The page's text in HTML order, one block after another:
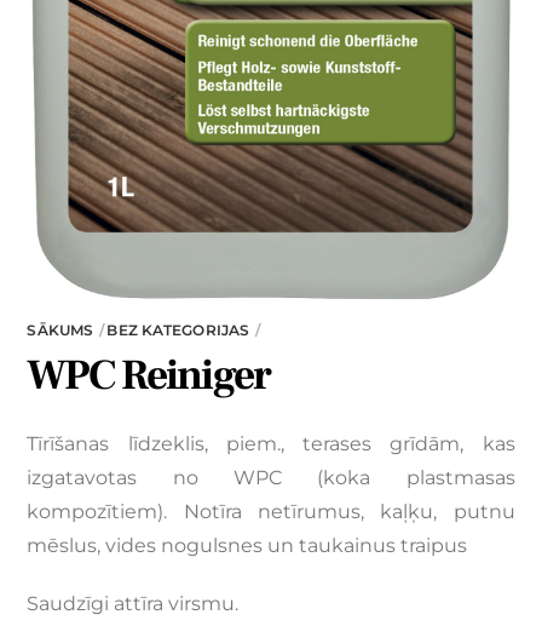
SĀKUMS BEZ KATEGORIJAS
WPC Reiniger
Tīrīšanas līdzeklis, piem., terases grīdām, kas
izgatavotas no WPC (koka plastmasas
kompozītiem). Notīra netīrumus, kaļķu, putnu
mēslus, vides nogulsnes un taukainus traipus
Saudzīgi attīra virsmu.